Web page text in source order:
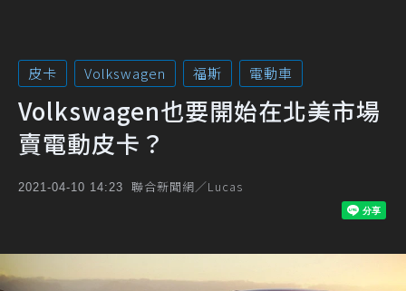
皮卡 Volkswagen 福斯 電動車
Volkswagen也要開始在北美市場
賣電動皮卡？
2021-04-10 14:23 聯合新聞網／Lucas